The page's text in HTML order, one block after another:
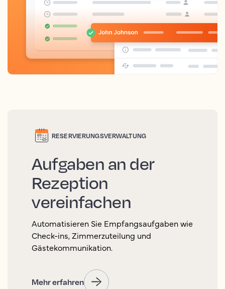
RESERVIERUNGSVERWALTUNG
Aufgaben an der
Rezeption
vereinfachen
Automatisieren Sie Empfangsaufgaben wie
Check-ins, Zimmerzuteilung und
Gästekommunikation.
Mehr erfahren